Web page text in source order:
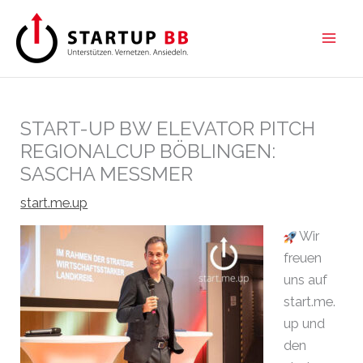
Inhalt
springen
START-UP BW ELEVATOR PITCH
REGIONALCUP BÖBLINGEN:
SASCHA MESSMER
start.me.up
Wir
freuen
uns auf
start.me.
up und
den